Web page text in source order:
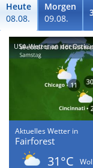
Heute
08.08.
Morgen
09.08.
USA-Wetter an der
Aktuelles Wetter in
Fairforest
31°C